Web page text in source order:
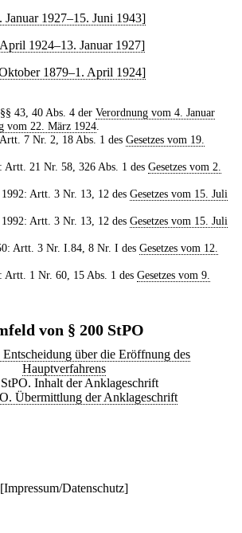
Januar 1927–15. Juni 1943]
1924–13. Januar 1927]
1879–1. April 1924]
43, 40 Abs. 4 der Verordnung vom 4. Januar
vom 22. März 1924
7 Nr. 2, 18 Abs. 1 des Gesetzes vom 19.
Artt. 21 Nr. 58, 326 Abs. 1 des Gesetzes vom 2.
Artt. 3 Nr. 13, 12 des Gesetzes vom 15. Juli
Artt. 3 Nr. 13, 12 des Gesetzes vom 15. Juli
Artt. 3 Nr. I.84, 8 Nr. I des Gesetzes vom 12.
Artt. 1 Nr. 60, 15 Abs. 1 des Gesetzes vom 9.
von § 200 StPO
Entscheidung über die Eröffnung des
Hauptverfahrens
Inhalt der Anklageschrift
Übermittlung der Anklageschrift
[Impressum/Datenschutz]